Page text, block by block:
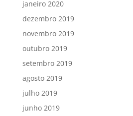
janeiro 2020
dezembro 2019
novembro 2019
outubro 2019
setembro 2019
agosto 2019
julho 2019
junho 2019